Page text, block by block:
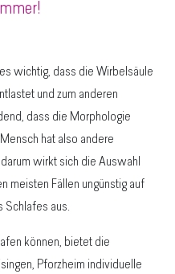
wichtig, dass die Wirbelsäule
und zum anderen
dass die Morphologie
hat also andere
wirkt sich die Auswahl
meisten Fällen ungünstig auf
Schlafes aus.
können, bietet die
Pforzheim individuelle